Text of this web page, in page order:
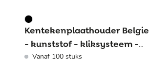
Kentekenplaathouder Belgie
- kunststof - kliksysteem -
zonder tekstrand
Vanaf 100 stuks